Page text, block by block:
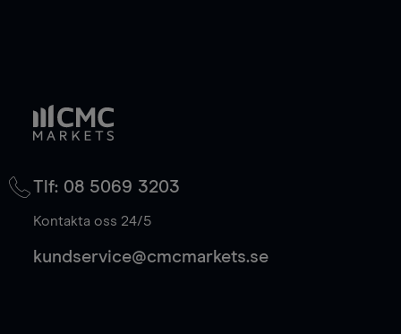
Tlf: 08 5069 3203
Kontakta oss 24/5
kundservice@cmcmarkets.se